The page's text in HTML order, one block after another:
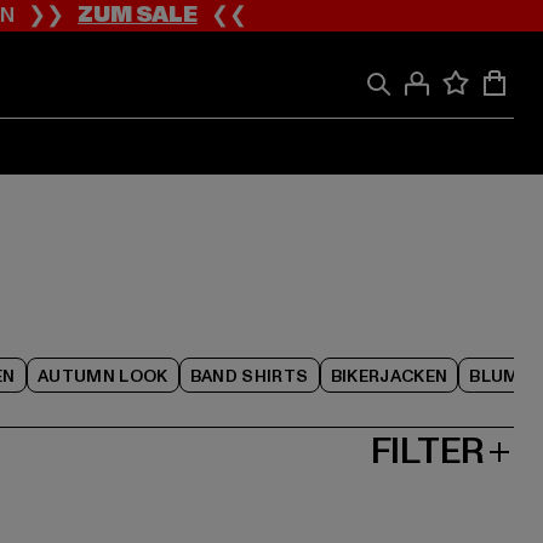
❯❯ZUM SALE❮❮
AUTUMN LOOK BAND SHIRTS BIKERJACKEN
FILTER